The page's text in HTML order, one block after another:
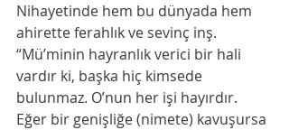
Nihayetinde hem bu dünyada hem
ahirette ferahlık ve sevinç inş.
“Mü’minin hayranlık verici bir hali
vardır ki, başka hiç kimsede
bulunmaz. O’nun her işi hayırdır.
Eğer bir genişliğe (nimete) kavuşursa